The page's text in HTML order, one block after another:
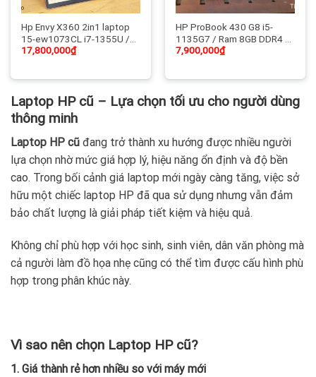
Hp Envy X360 2in1 laptop
15-ew1073CL i7-1355U /
Ram 16GB DDR5 / SSD 1TB
Like New 99%, Xách Tay
USA
17,800,000₫
HP ProBook 430 G8 i5-
1135G7 / Ram 8GB DDR4 /
SSD 256GB / 13.3 inch IPS
7,900,000₫
Laptop HP cũ – Lựa chọn tối ưu cho người dùng
thông minh
Laptop HP cũ đang trở thành xu hướng được nhiều người
lựa chọn nhờ mức giá hợp lý, hiệu năng ổn định và độ bền
cao. Trong bối cảnh giá laptop mới ngày càng tăng, việc sở
hữu một chiếc laptop HP đã qua sử dụng nhưng vẫn đảm
bảo chất lượng là giải pháp tiết kiệm và hiệu quả.
Không chỉ phù hợp với học sinh, sinh viên, dân văn phòng mà
cả người làm đồ họa nhẹ cũng có thể tìm được cấu hình phù
hợp trong phân khúc này.
Vì sao nên chọn Laptop HP cũ?
1. Giá thành rẻ hơn nhiều so với máy mới